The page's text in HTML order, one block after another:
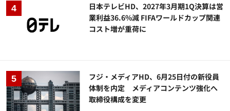
日本テレビHD、2027年3月期1Q決算は営
業利益36.6%減 FIFAワールドカップ関連
コスト増が重荷に
フジ・メディアHD、6月25日付の新役員
体制を内定 メディアコンテンツ強化へ
取締役構成を変更